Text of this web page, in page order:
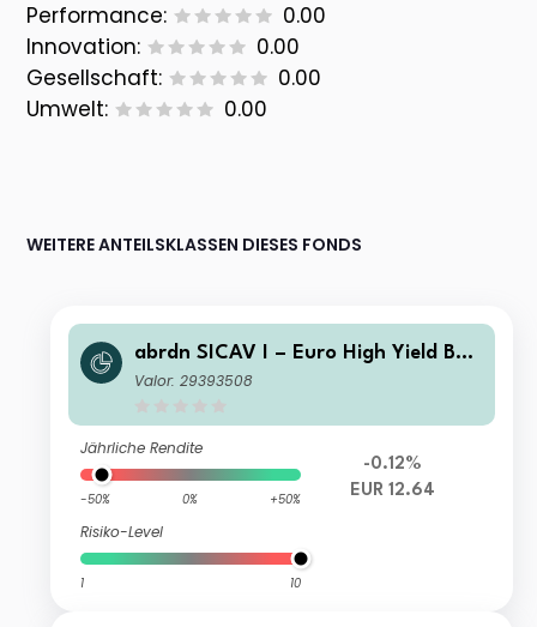
Performance:
0.00
Innovation:
0.00
Gesellschaft:
0.00
Umwelt:
0.00
WEITERE ANTEILSKLASSEN DIESES FONDS
abrdn SICAV I – Euro High Yield Bon
d Fund Class W Acc EUR
Valor: 29393508
Jährliche Rendite
-50% 0% +50%
Risiko-Level
1 10
-0.12%
EUR 12.64